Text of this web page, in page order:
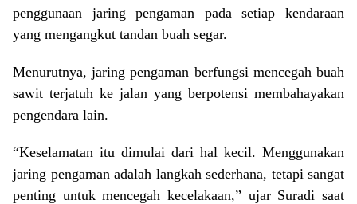
penggunaan jaring pengaman pada setiap kendaraan
yang mengangkut tandan buah segar.
Menurutnya, jaring pengaman berfungsi mencegah buah
sawit terjatuh ke jalan yang berpotensi membahayakan
pengendara lain.
“Keselamatan itu dimulai dari hal kecil. Menggunakan
jaring pengaman adalah langkah sederhana, tetapi sangat
penting untuk mencegah kecelakaan,” ujar Suradi saat